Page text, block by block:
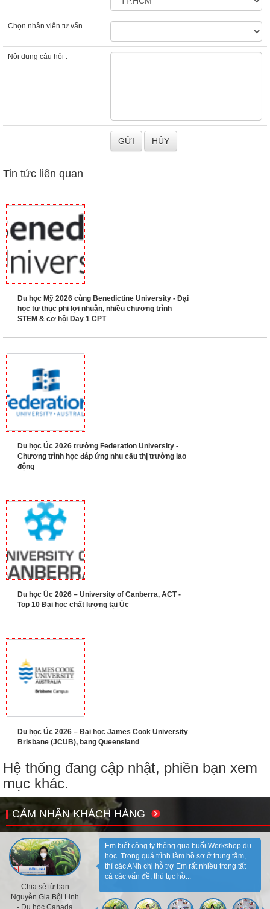
Chọn nhân viên tư vấn
Nội dung câu hỏi :
Tin tức liên quan
Du học Mỹ 2026 cùng Benedictine University - Đại
học tư thục phi lợi nhuận, nhiều chương trình
STEM & cơ hội Day 1 CPT
Du học Úc 2026 trường Federation University -
Chương trình học đáp ứng nhu cầu thị trường lao
động
Du học Úc 2026 – University of Canberra, ACT -
Top 10 Đại học chất lượng tại Úc
Du học Úc 2026 – Đại học James Cook University
Brisbane (JCUB), bang Queensland
Hệ thống đang cập nhật, phiền bạn xem
mục khác.
CẢM NHẬN KHÁCH HÀNG
Chia sẻ từ bạn
Nguyễn Gia Bội Linh
- Du học Canada
Em biết công ty thông qua buổi Workshop du
học. Trong quá trình làm hồ sơ ở trung tâm,
thì các ANh chị hỗ trợ Em rất nhiều trong tất
cả các vấn đề, thủ tục hồ...